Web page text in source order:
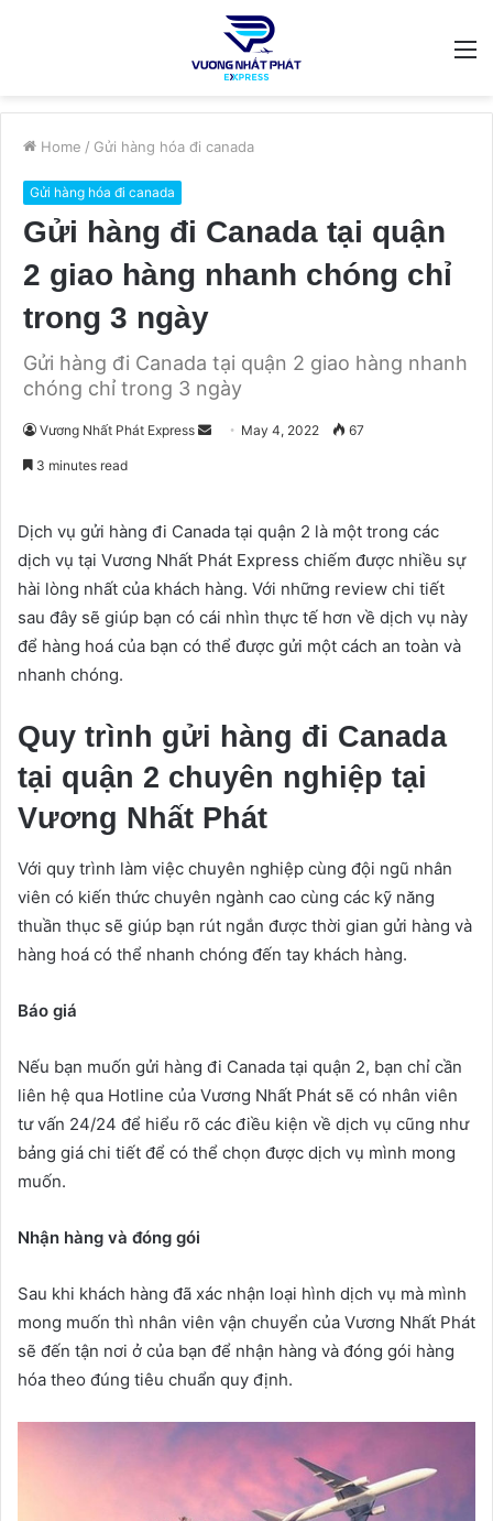
Home / Gửi hàng hóa đi canada
Gửi hàng hóa đi canada
Gửi hàng đi Canada tại quận
2 giao hàng nhanh chóng chỉ
trong 3 ngày
Gửi hàng đi Canada tại quận 2 giao hàng nhanh
chóng chỉ trong 3 ngày
Vương Nhất Phát Express
Send May 4, 2022 67
3 minutes read
Dịch vụ gửi hàng đi Canada tại quận 2 là một trong các
dịch vụ tại Vương Nhất Phát Express chiếm được nhiều sự
hài lòng nhất của khách hàng. Với những review chi tiết
sau đây sẽ giúp bạn có cái nhìn thực tế hơn về dịch vụ này
để hàng hoá của bạn có thể được gửi một cách an toàn và
nhanh chóng.
Quy trình gửi hàng đi Canada
tại quận 2 chuyên nghiệp tại
Vương Nhất Phát
Với quy trình làm việc chuyên nghiệp cùng đội ngũ nhân
viên có kiến thức chuyên ngành cao cùng các kỹ năng
thuần thục sẽ giúp bạn rút ngắn được thời gian gửi hàng và
hàng hoá có thể nhanh chóng đến tay khách hàng.
Báo giá
Nếu bạn muốn gửi hàng đi Canada tại quận 2, bạn chỉ cần
liên hệ qua Hotline của Vương Nhất Phát sẽ có nhân viên
tư vấn 24/24 để hiểu rõ các điều kiện về dịch vụ cũng như
bảng giá chi tiết để có thể chọn được dịch vụ mình mong
muốn.
Nhận hàng và đóng gói
Sau khi khách hàng đã xác nhận loại hình dịch vụ mà mình
mong muốn thì nhân viên vận chuyển của Vương Nhất Phát
sẽ đến tận nơi ở của bạn để nhận hàng và đóng gói hàng
hóa theo đúng tiêu chuẩn quy định.